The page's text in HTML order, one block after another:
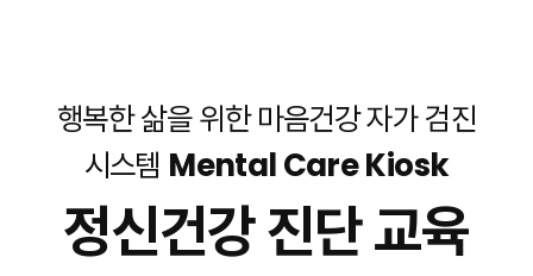
행복한 삶을 위한 마음건강 자가 검진
시스템 Mental Care Kiosk
정신건강 진단 교육